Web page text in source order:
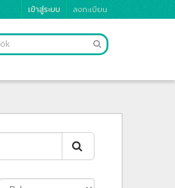
เข้าสู่ระบบ ลงทะเบียน